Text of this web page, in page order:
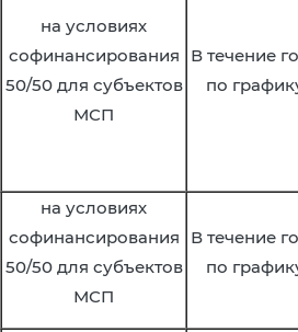
на условиях
софинансирования
50/50 для субъектов
МСП
В течение
по
на условиях
софинансирования
50/50 для субъектов
МСП
В течение
по